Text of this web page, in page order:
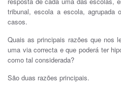
tribunal, escola a escola, agrupada
casos.
Quais as principais razões que nos
uma via correcta e que poderá ter
como tal considerada?
São duas razões principais.